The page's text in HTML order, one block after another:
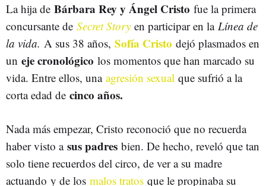
La hija de Bárbara Rey y Ángel Cristo fue la primera
concursante de Secret Story en participar en la Línea de
la vida. A sus 38 años, Sofía Cristo dejó plasmados en
un eje cronológico los momentos que han marcado su
vida. Entre ellos, una agresión sexual que sufrió a la
corta edad de cinco años.
Nada más empezar, Cristo reconoció que no recuerda
haber visto a sus padres bien. De hecho, reveló que tan
solo tiene recuerdos del circo, de ver a su madre
actuando y de los malos tratos que le propinaba su